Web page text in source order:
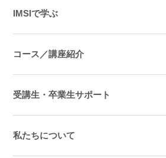
IMSIで学ぶ
コース／講座紹介
受講生・卒業生サポート
私たちについて